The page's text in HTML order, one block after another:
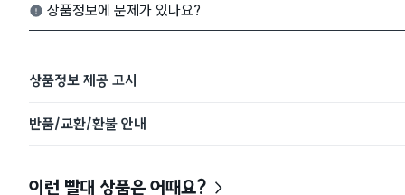
상품정보에 문제가 있나요?
상품정보 제공 고시
반품/교환/환불 안내
이런 빨대 상품은 어때요?